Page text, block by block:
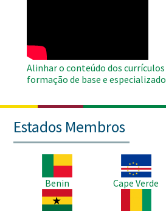
Alinhar o conteúdo dos
formação de base e
Estados Membros
Benin
Imagem
Cape Verde
Imagem